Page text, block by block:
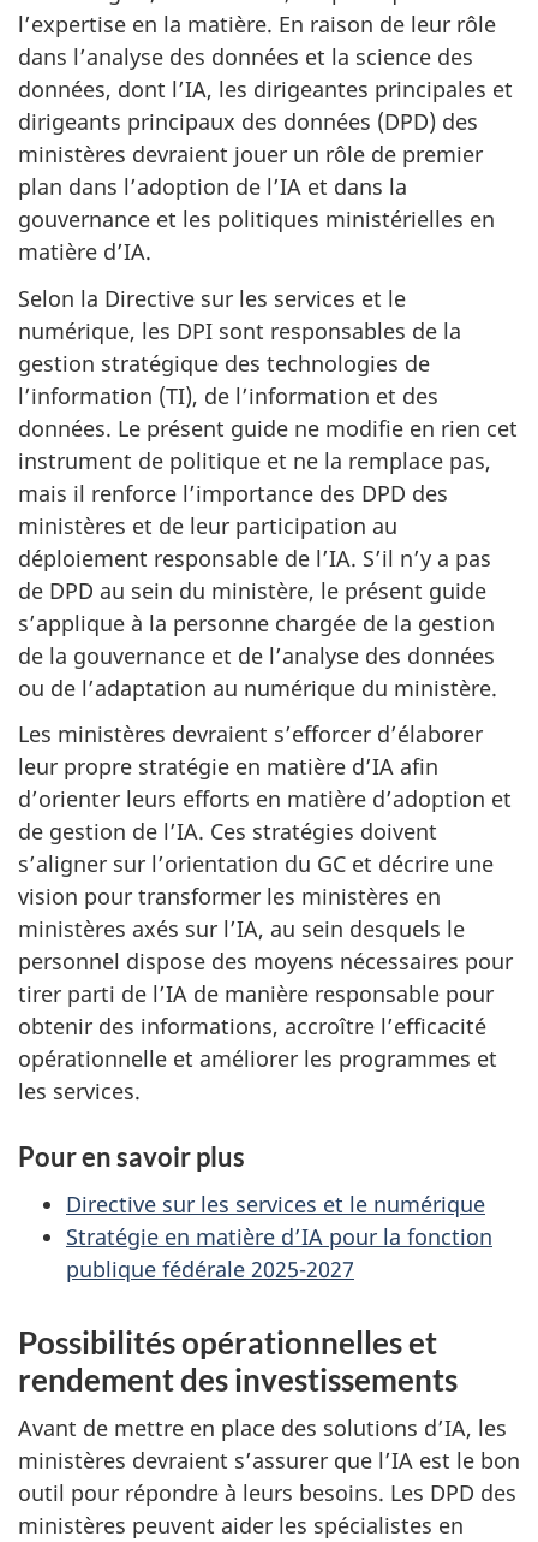
l’expertise en la matière. En raison de leur rôle
dans l’analyse des données et la science des
données, dont l’IA, les dirigeantes principales et
dirigeants principaux des données (DPD) des
ministères devraient jouer un rôle de premier
plan dans l’adoption de l’IA et dans la
gouvernance et les politiques ministérielles en
matière d’IA.
Selon la Directive sur les services et le
numérique, les DPI sont responsables de la
gestion stratégique des technologies de
l’information (TI), de l’information et des
données. Le présent guide ne modifie en rien cet
instrument de politique et ne la remplace pas,
mais il renforce l’importance des DPD des
ministères et de leur participation au
déploiement responsable de l’IA. S’il n’y a pas
de DPD au sein du ministère, le présent guide
s’applique à la personne chargée de la gestion
de la gouvernance et de l’analyse des données
ou de l’adaptation au numérique du ministère.
Les ministères devraient s’efforcer d’élaborer
leur propre stratégie en matière d’IA afin
d’orienter leurs efforts en matière d’adoption et
de gestion de l’IA. Ces stratégies doivent
s’aligner sur l’orientation du GC et décrire une
vision pour transformer les ministères en
ministères axés sur l’IA, au sein desquels le
personnel dispose des moyens nécessaires pour
tirer parti de l’IA de manière responsable pour
obtenir des informations, accroître l’efficacité
opérationnelle et améliorer les programmes et
les services.
Pour en savoir plus
Directive sur les services et le numérique
Stratégie en matière d’IA pour la fonction
publique fédérale 2025-2027
Possibilités opérationnelles et
rendement des investissements
Avant de mettre en place des solutions d’IA, les
ministères devraient s’assurer que l’IA est le bon
outil pour répondre à leurs besoins. Les DPD des
ministères peuvent aider les spécialistes en